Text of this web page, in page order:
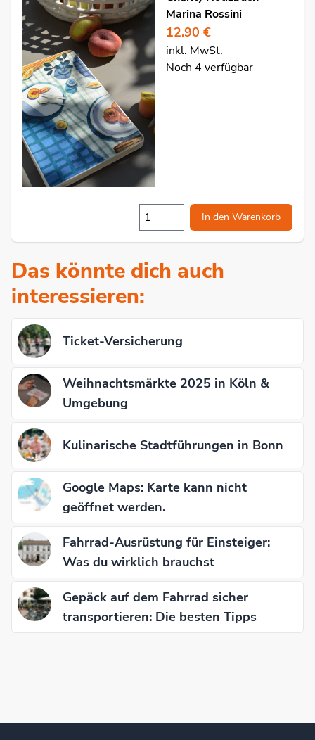
Marina Rossini
12.90 €
inkl. MwSt.
Noch 4 verfügbar
In den Warenkorb
Das könnte dich auch
interessieren:
Ticket-Versicherung
Weihnachtsmärkte 2025 in Köln &
Umgebung
Kulinarische Stadtführungen in Bonn
Google Maps: Karte kann nicht
geöffnet werden.
Fahrrad-Ausrüstung für Einsteiger:
Was du wirklich brauchst
Gepäck auf dem Fahrrad sicher
transportieren: Die besten Tipps